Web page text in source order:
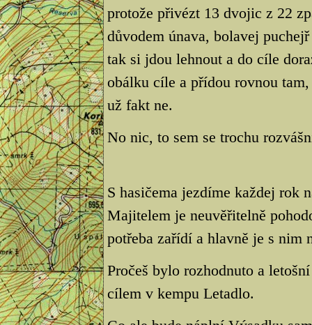
protože přivézt 13 dvojic z 22
důvodem únava, bolavej
tak si jdou lehnout a do cíle
obálku cíle a přídou rovnou
už fakt ne.
No nic, to sem se trochu
S hasičema jezdíme každej rok
Majitelem je neuvěřitelně
potřeba zařídí a hlavně je s nim
Pročeš bylo rozhodnuto a
cílem v kempu Letadlo.